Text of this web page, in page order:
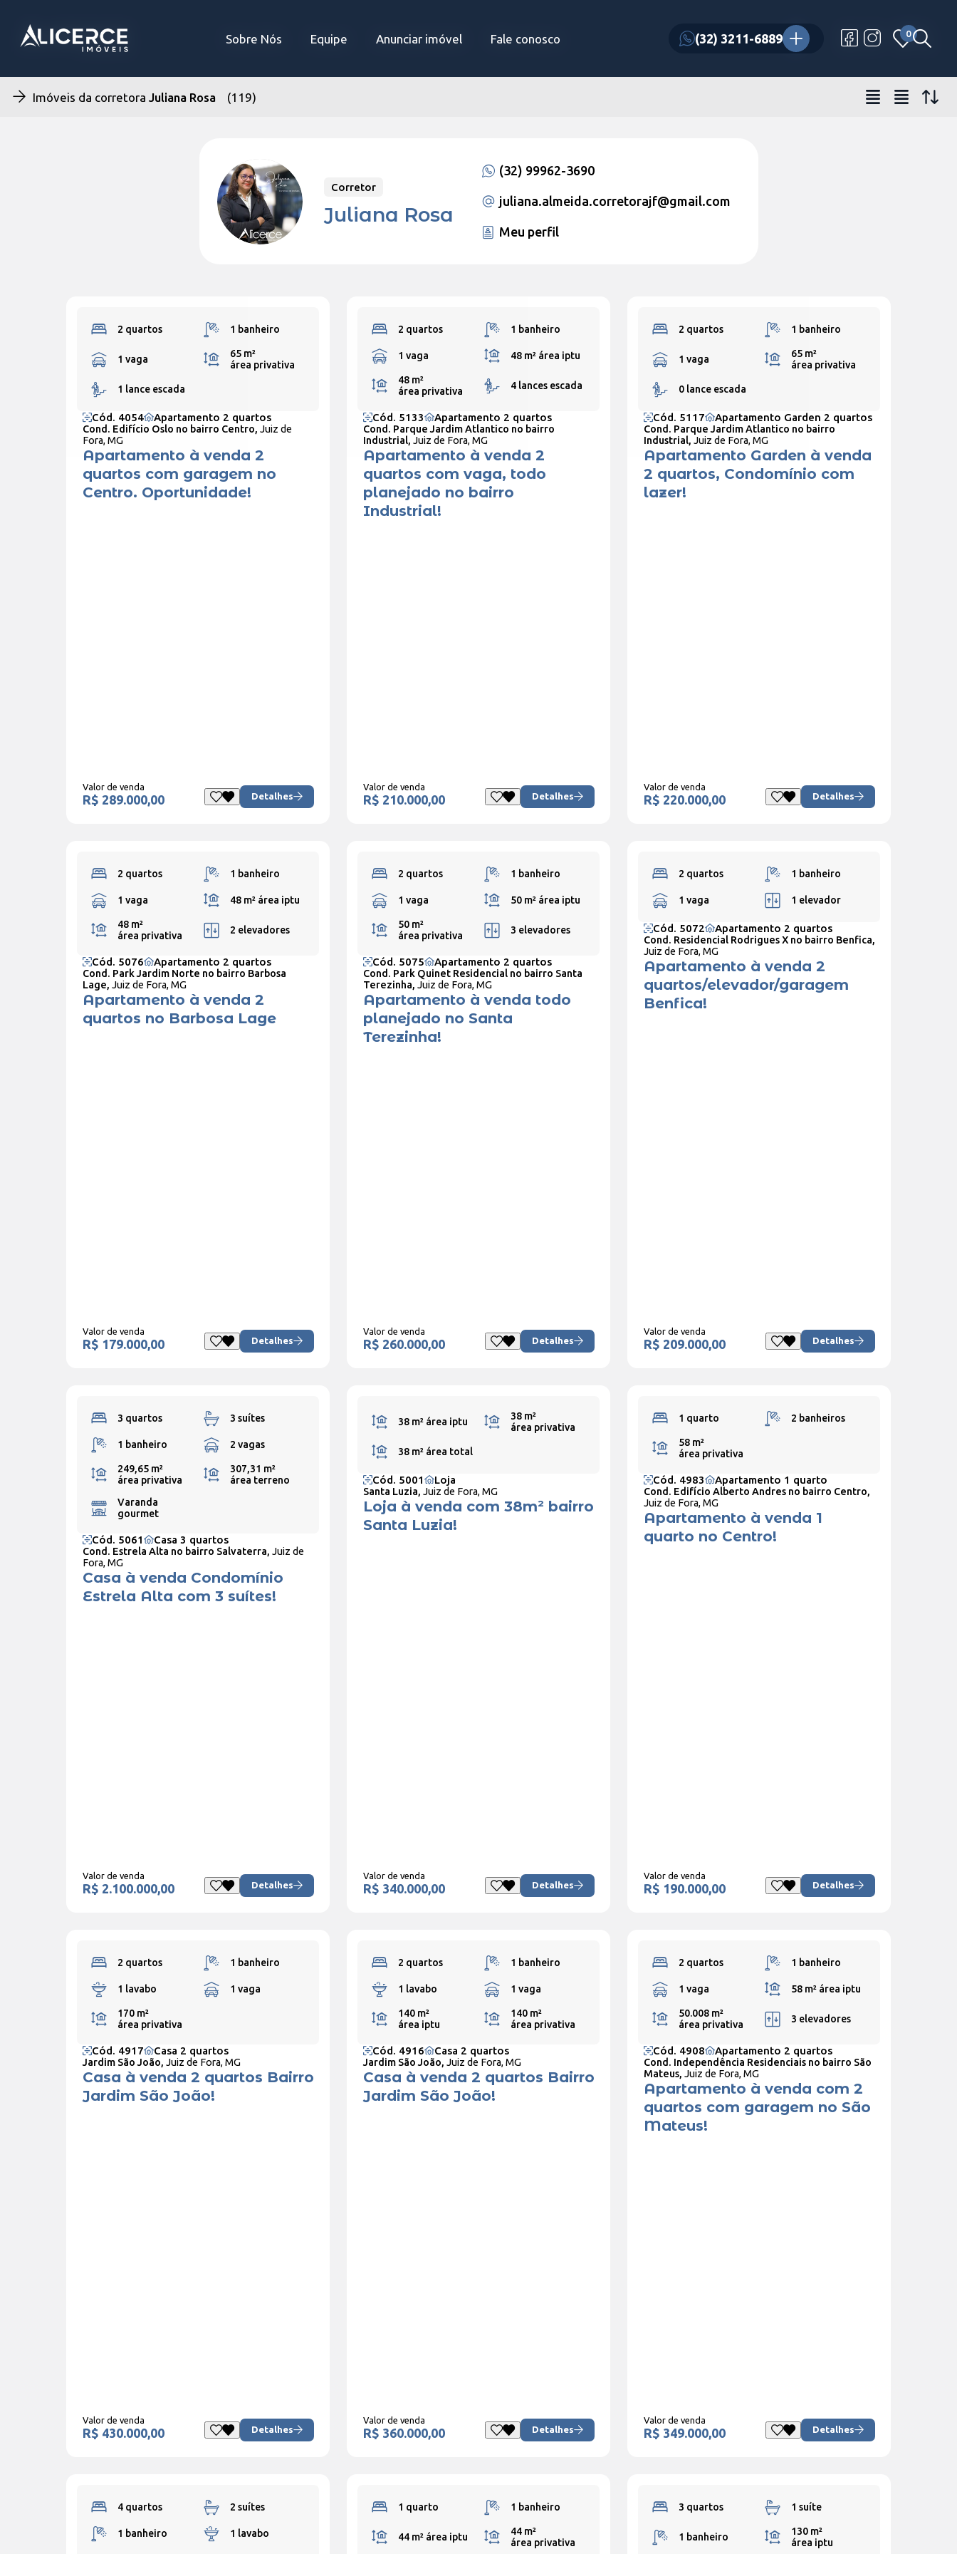
Sobre Nós Equipe Anunciar imóvel Fale conosco (32) 3211-6889 0
Sobre Nós Equipe Anunciar imóvel Fale conosco (32) 3211-6889 0
Imóveis da corretora Juliana Rosa (119)
Corretor
Juliana Rosa
(32) 99962-3690
juliana.almeida.corretorajf@gmail.com
Meu perfil
2 quartos 1 banheiro
1 vaga
65 m²
área privativa
1 lance escada
Cód. 4054 Apartamento 2 quartos
Cond. Edifício Oslo no bairro Centro, Juiz de
Fora, MG
Apartamento à venda 2
quartos com garagem no
Centro. Oportunidade!
Valor de venda
R$ 289.000,00 Detalhes
2 quartos 1 banheiro
1 vaga 48 m² área iptu
48 m²
área privativa
4 lances escada
Cód. 5133 Apartamento 2 quartos
Cond. Parque Jardim Atlantico no bairro
Industrial, Juiz de Fora, MG
Apartamento à venda 2
quartos com vaga, todo
planejado no bairro
Industrial!
Valor de venda
R$ 210.000,00 Detalhes
2 quartos 1 banheiro
1 vaga
65 m²
área privativa
0 lance escada
Cód. 5117 Apartamento Garden 2 quartos
Cond. Parque Jardim Atlantico no bairro
Industrial, Juiz de Fora, MG
Apartamento Garden à venda
2 quartos, Condomínio com
lazer!
Valor de venda
R$ 220.000,00 Detalhes
2 quartos 1 banheiro
1 vaga 48 m² área iptu
48 m²
área privativa
2 elevadores
Cód. 5076 Apartamento 2 quartos
Cond. Park Jardim Norte no bairro Barbosa
Lage, Juiz de Fora, MG
Apartamento à venda 2
quartos no Barbosa Lage
Valor de venda
R$ 179.000,00 Detalhes
2 quartos 1 banheiro
1 vaga 50 m² área iptu
50 m²
área privativa
3 elevadores
Cód. 5075 Apartamento 2 quartos
Cond. Park Quinet Residencial no bairro Santa
Terezinha, Juiz de Fora, MG
Apartamento à venda todo
planejado no Santa
Terezinha!
Valor de venda
R$ 260.000,00 Detalhes
2 quartos 1 banheiro
1 vaga 1 elevador
Cód. 5072 Apartamento 2 quartos
Cond. Residencial Rodrigues X no bairro Benfica,
Juiz de Fora, MG
Apartamento à venda 2
quartos/elevador/garagem
Benfica!
Valor de venda
R$ 209.000,00 Detalhes
3 quartos 3 suítes
1 banheiro 2 vagas
249,65 m²
área privativa
307,31 m²
área terreno
Varanda
gourmet
Cód. 5061 Casa 3 quartos
Cond. Estrela Alta no bairro Salvaterra, Juiz de
Fora, MG
Casa à venda Condomínio
Estrela Alta com 3 suítes!
Valor de venda
R$ 2.100.000,00 Detalhes
38 m² área iptu
38 m²
área privativa
38 m² área total
Cód. 5001 Loja
Santa Luzia, Juiz de Fora, MG
Loja à venda com 38m² bairro
Santa Luzia!
Valor de venda
R$ 340.000,00 Detalhes
1 quarto 2 banheiros
58 m²
área privativa
Cód. 4983 Apartamento 1 quarto
Cond. Edifício Alberto Andres no bairro Centro,
Juiz de Fora, MG
Apartamento à venda 1
quarto no Centro!
Valor de venda
R$ 190.000,00 Detalhes
2 quartos 1 banheiro
1 lavabo 1 vaga
170 m²
área privativa
Cód. 4917 Casa 2 quartos
Jardim São João, Juiz de Fora, MG
Casa à venda 2 quartos Bairro
Jardim São João!
Valor de venda
R$ 430.000,00 Detalhes
2 quartos 1 banheiro
1 lavabo 1 vaga
140 m²
área iptu
140 m²
área privativa
Cód. 4916 Casa 2 quartos
Jardim São João, Juiz de Fora, MG
Casa à venda 2 quartos Bairro
Jardim São João!
Valor de venda
R$ 360.000,00 Detalhes
2 quartos 1 banheiro
1 vaga 58 m² área iptu
50.008 m²
área privativa
3 elevadores
Cód. 4908 Apartamento 2 quartos
Cond. Independência Residenciais no bairro São
Mateus, Juiz de Fora, MG
Apartamento à venda com 2
quartos com garagem no São
Mateus!
Valor de venda
R$ 349.000,00 Detalhes
4 quartos 2 suítes
1 banheiro 1 lavabo
1 quarto 1 banheiro
44 m² área iptu
44 m²
área privativa
3 quartos 1 suíte
1 banheiro
130 m²
área iptu